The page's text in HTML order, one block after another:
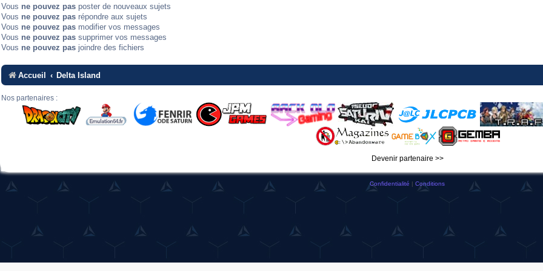
Vous ne pouvez pas poster de nouveaux sujets
Vous ne pouvez pas répondre aux sujets
Vous ne pouvez pas modifier vos messages
Vous ne pouvez pas supprimer vos messages
Vous ne pouvez pas joindre des fichiers
Accueil Delta Island
Nos partenaires :
Devenir partenaire >>
Confidentialité | Conditions